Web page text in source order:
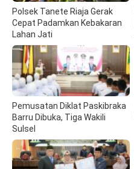
Polsek Tanete Riaja Gerak
Cepat Padamkan Kebakaran
Lahan Jati
Pemusatan Diklat Paskibraka
Barru Dibuka, Tiga Wakili
Sulsel